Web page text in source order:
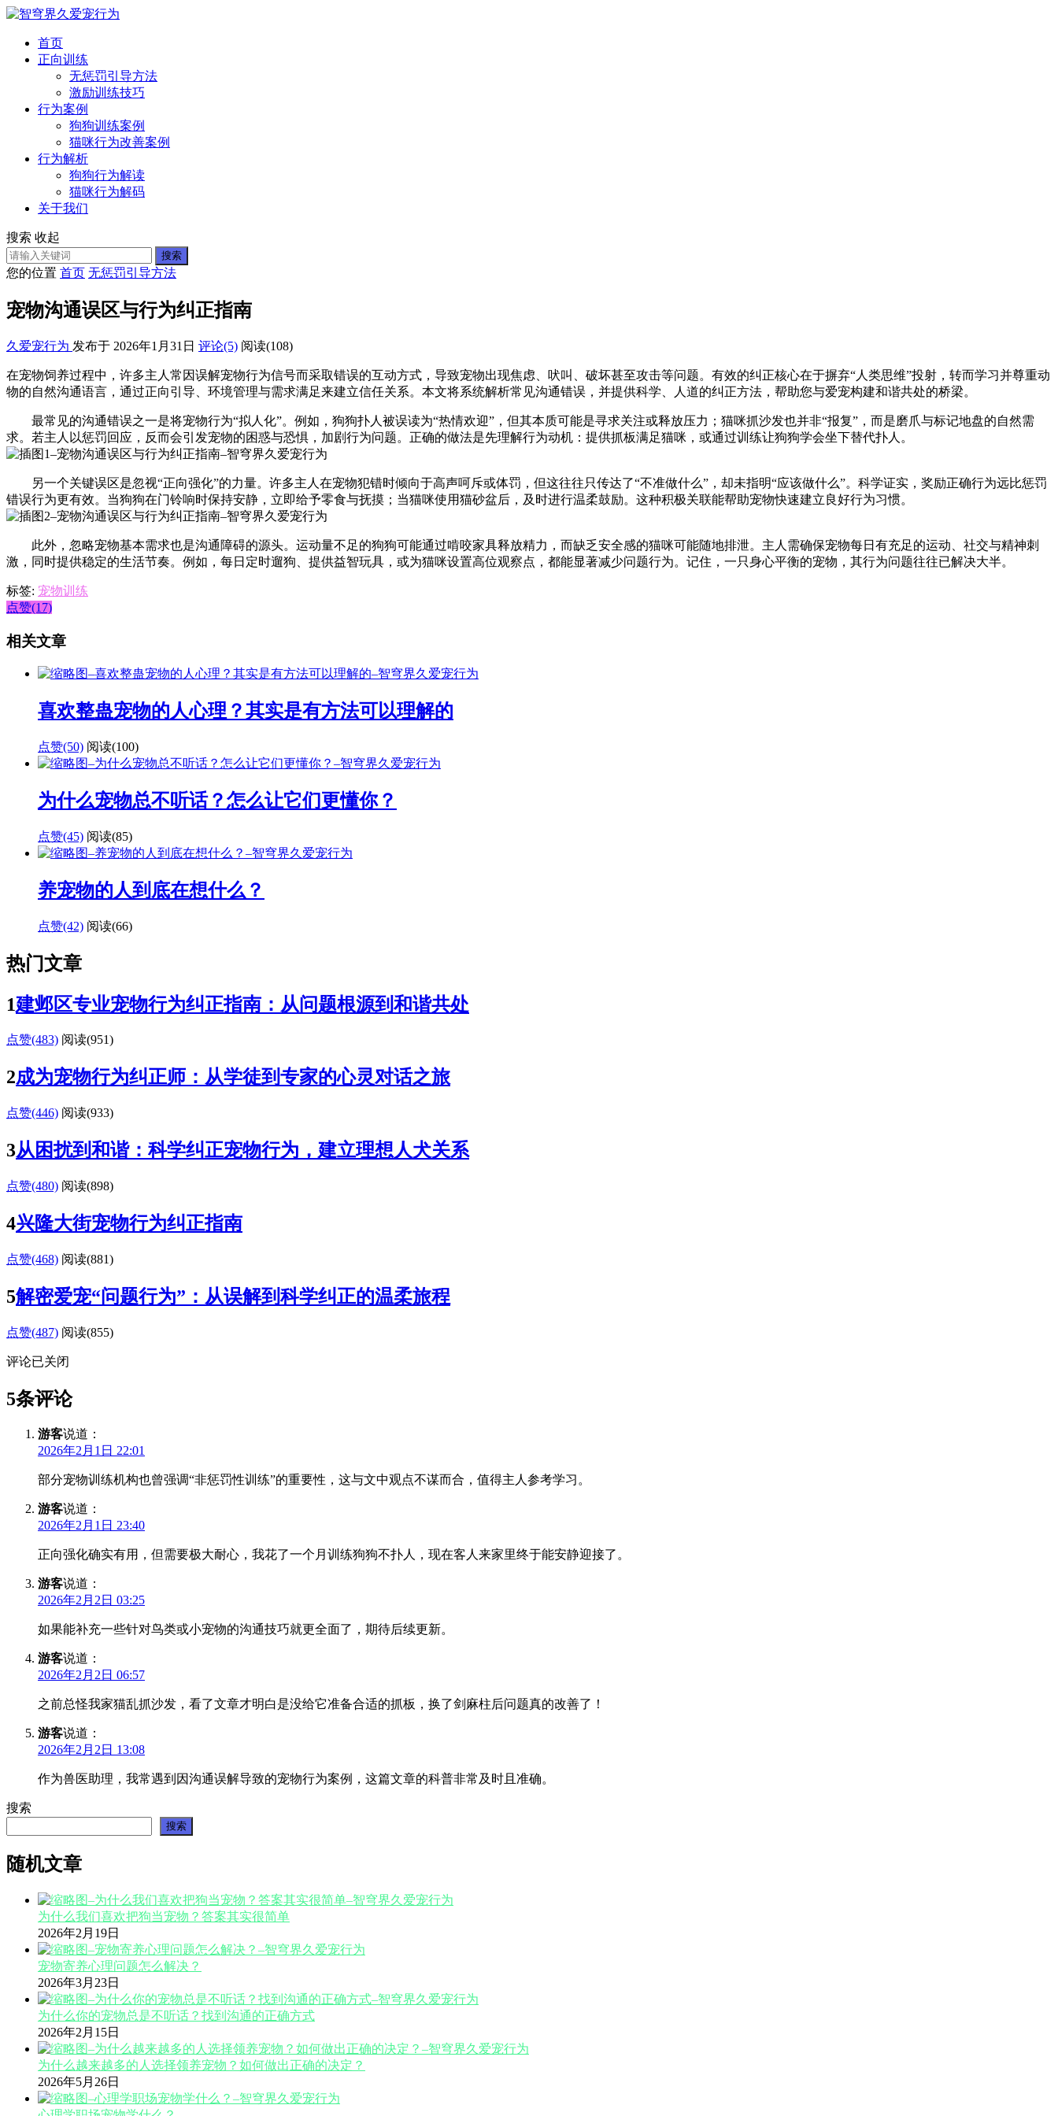
首页
正向训练
无惩罚引导方法
激励训练技巧
行为案例
狗狗训练案例
猫咪行为改善案例
行为解析
狗狗行为解读
猫咪行为解码
关于我们
搜索 收起
搜索
您的位置 首页 无惩罚引导方法
宠物沟通误区与行为纠正指南
久爱宠行为 发布于 2026年1月31日 评论(5) 阅读(108)
在宠物饲养过程中，许多主人常因误解宠物行为信号而采取错误的互动方式，导致宠物出现焦虑、吠叫、破坏甚至攻击等问题。有效的纠正核心在于摒弃“人类思维”投射，转而学习并尊重动
物的自然沟通语言，通过正向引导、环境管理与需求满足来建立信任关系。本文将系统解析常见沟通错误，并提供科学、人道的纠正方法，帮助您与爱宠构建和谐共处的桥梁。
最常见的沟通错误之一是将宠物行为“拟人化”。例如，狗狗扑人被误读为“热情欢迎”，但其本质可能是寻求关注或释放压力；猫咪抓沙发也并非“报复”，而是磨爪与标记地盘的自然需
求。若主人以惩罚回应，反而会引发宠物的困惑与恐惧，加剧行为问题。正确的做法是先理解行为动机：提供抓板满足猫咪，或通过训练让狗狗学会坐下替代扑人。
另一个关键误区是忽视“正向强化”的力量。许多主人在宠物犯错时倾向于高声呵斥或体罚，但这往往只传达了“不准做什么”，却未指明“应该做什么”。科学证实，奖励正确行为远比惩罚
错误行为更有效。当狗狗在门铃响时保持安静，立即给予零食与抚摸；当猫咪使用猫砂盆后，及时进行温柔鼓励。这种积极关联能帮助宠物快速建立良好行为习惯。
此外，忽略宠物基本需求也是沟通障碍的源头。运动量不足的狗狗可能通过啃咬家具释放精力，而缺乏安全感的猫咪可能随地排泄。主人需确保宠物每日有充足的运动、社交与精神刺
激，同时提供稳定的生活节奏。例如，每日定时遛狗、提供益智玩具，或为猫咪设置高位观察点，都能显著减少问题行为。记住，一只身心平衡的宠物，其行为问题往往已解决大半。
标签: 宠物训练
点赞(17)
相关文章
喜欢整蛊宠物的人心理？其实是有方法可以理解的
点赞(50) 阅读(100)
为什么宠物总不听话？怎么让它们更懂你？
点赞(45) 阅读(85)
养宠物的人到底在想什么？
点赞(42) 阅读(66)
热门文章
1建邺区专业宠物行为纠正指南：从问题根源到和谐共处
点赞(483) 阅读(951)
2成为宠物行为纠正师：从学徒到专家的心灵对话之旅
点赞(446) 阅读(933)
3从困扰到和谐：科学纠正宠物行为，建立理想人犬关系
点赞(480) 阅读(898)
4兴隆大街宠物行为纠正指南
点赞(468) 阅读(881)
5解密爱宠“问题行为”：从误解到科学纠正的温柔旅程
点赞(487) 阅读(855)
评论已关闭
5条评论
游客说道：
2026年2月1日 22:01
部分宠物训练机构也曾强调“非惩罚性训练”的重要性，这与文中观点不谋而合，值得主人参考学习。
游客说道：
2026年2月1日 23:40
正向强化确实有用，但需要极大耐心，我花了一个月训练狗狗不扑人，现在客人来家里终于能安静迎接了。
游客说道：
2026年2月2日 03:25
如果能补充一些针对鸟类或小宠物的沟通技巧就更全面了，期待后续更新。
游客说道：
2026年2月2日 06:57
之前总怪我家猫乱抓沙发，看了文章才明白是没给它准备合适的抓板，换了剑麻柱后问题真的改善了！
游客说道：
2026年2月2日 13:08
作为兽医助理，我常遇到因沟通误解导致的宠物行为案例，这篇文章的科普非常及时且准确。
搜索
搜索
随机文章
为什么我们喜欢把狗当宠物？答案其实很简单
2026年2月19日
宠物寄养心理问题怎么解决？
2026年3月23日
为什么你的宠物总是不听话？找到沟通的正确方式
2026年2月15日
为什么越来越多的人选择领养宠物？如何做出正确的决定？
2026年5月26日